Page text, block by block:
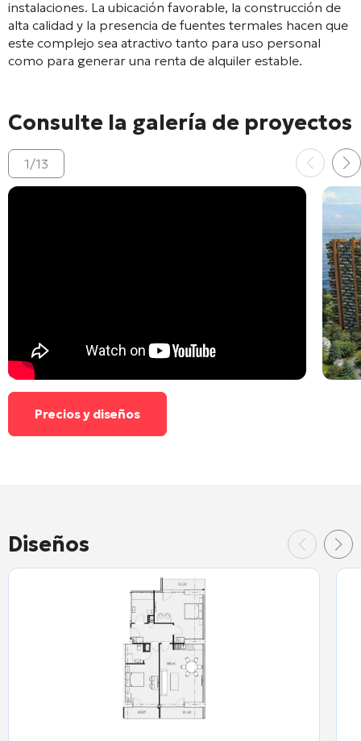
instalaciones. La ubicación favorable, la construcción de
alta calidad y la presencia de fuentes termales hacen que
este complejo sea atractivo tanto para uso personal
como para generar una renta de alquiler estable.
Consulte la galería de proyectos
1/13
Precios y diseños
Diseños